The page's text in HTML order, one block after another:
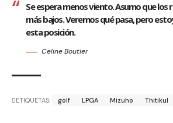
Se espera menos viento. Asumo que los
más bajos. Veremos qué pasa, pero
esta posición.
Celine Boutier
ETIQUETAS: golf LPGA Mizuho Thitikul